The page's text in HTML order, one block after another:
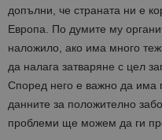
допълни, че страната ни е
Европа. По думите му
наложило, ако има много
да налага затваряне с цел
Според него е важно да има
данните за положително
проблеми ще можем да ги